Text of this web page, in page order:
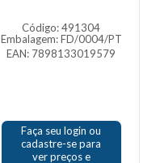
Código: 491304
Embalagem: FD/0004/PT
EAN: 7898133019579
Faça seu login ou
cadastre-se para
ver preços e